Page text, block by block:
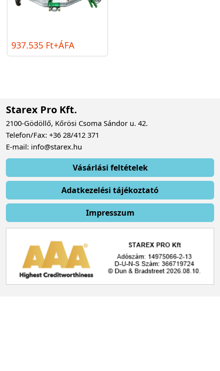
937.535 Ft+ÁFA
Starex Pro Kft.
2100-Gödöllő, Kőrösi Csoma Sándor u. 42.
Telefon/Fax: +36 28/412 371
E-mail: info@starex.hu
Vásárlási feltételek
Adatkezelési tájékoztató
Impresszum